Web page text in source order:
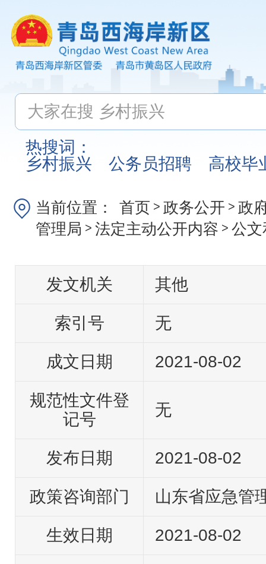
热搜词：
乡村振兴
公务员招聘 高校毕
当前位置： 首页 > 政务公开 > 政
管理局 > 法定主动公开内容 > 公
发文机关 其他
索引号 无
成文日期 2021-08-02
规范性文件登
记号
无
发布日期 2021-08-02
政策咨询部门 山东省应急管
生效日期 2021-08-02